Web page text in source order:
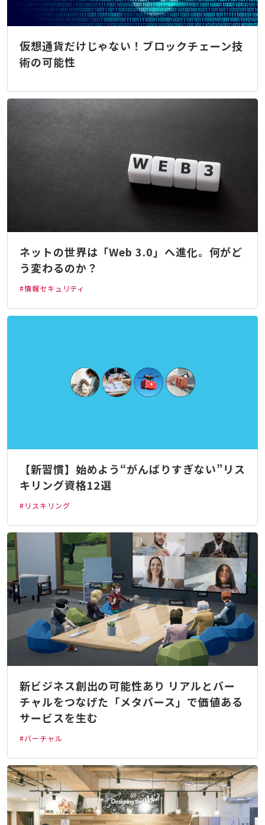
仮想通貨だけじゃない！ブロックチェーン技
術の可能性
ネットの世界は「Web 3.0」へ進化。何がど
う変わるのか？
#情報セキュリティ
【新習慣】始めよう“がんばりすぎない”リス
キリング資格12選
#リスキリング
新ビジネス創出の可能性あり リアルとバー
チャルをつなげた「メタバース」で価値ある
サービスを生む
#バーチャル